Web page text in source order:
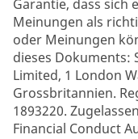
Garantie, dass sich
Meinungen als
oder Meinungen
dieses Dokuments:
Limited, 1 London
Grossbritannien.
1893220.
Financial Conduct